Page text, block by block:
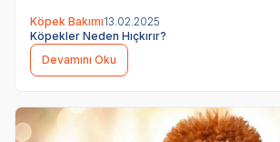
Köpek Bakımı13.02.2025
Köpekler Neden Hıçkırır?
Devamını Oku